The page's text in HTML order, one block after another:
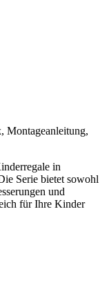
in
Serie bietet sowohl
und
für Ihre Kinder